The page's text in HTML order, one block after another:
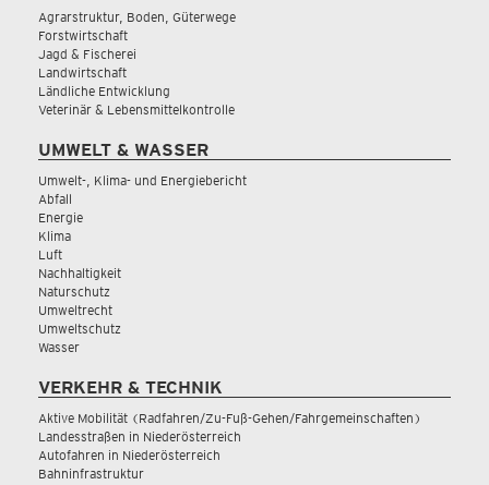
Agrarstruktur, Boden, Güterwege
Forstwirtschaft
Jagd & Fischerei
Landwirtschaft
Ländliche Entwicklung
Veterinär & Lebensmittelkontrolle
UMWELT & WASSER
Umwelt-, Klima- und Energiebericht
Abfall
Energie
Klima
Luft
Nachhaltigkeit
Naturschutz
Umweltrecht
Umweltschutz
Wasser
VERKEHR & TECHNIK
Aktive Mobilität (Radfahren/Zu-Fuß-Gehen/Fahrgemeinschaften)
Landesstraßen in Niederösterreich
Autofahren in Niederösterreich
Bahninfrastruktur